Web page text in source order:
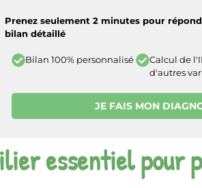
Prenez seulement 2 minutes pour
bilan détaillé
Bilan 100% personnalisé
Calcul de
d'autres
JE FAIS MON
essentiel pour